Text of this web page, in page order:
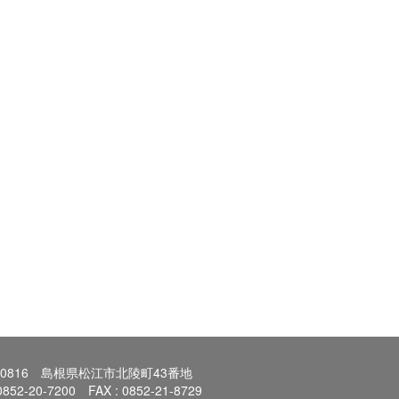
島根県松江市北陵町43番地
20-7200 FAX : 0852-21-8729